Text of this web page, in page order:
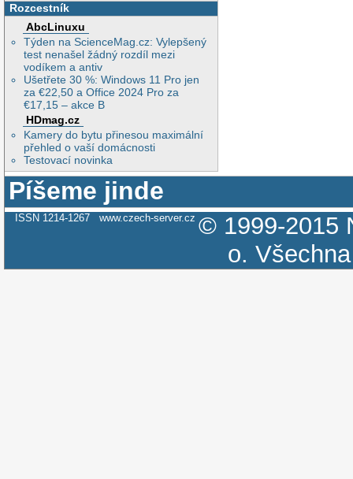
Rozcestník
AbcLinuxu
Týden na ScienceMag.cz: Vylepšený
test nenašel žádný rozdíl mezi
vodíkem a antiv
Ušetřete 30 %: Windows 11 Pro jen
za €22,50 a Office 2024 Pro za
€17,15 – akce B
HDmag.cz
Kamery do bytu přinesou maximální
přehled o vaší domácnosti
Testovací novinka
Píšeme jinde
ISSN 1214-1267 www.czech-server.cz © 1999-2015
o.